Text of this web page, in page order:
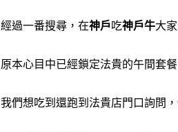
經過一番搜尋，在神戶吃神戶牛大
原本心目中已經鎖定法貴的午間套
我們想吃到還跑到法貴店門口詢問